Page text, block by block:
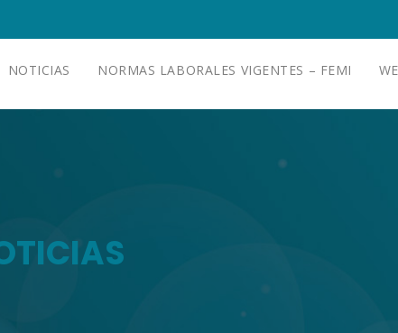
NOTICIAS NORMAS LABORALES VIGENTES – FEMI